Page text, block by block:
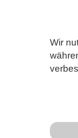
Wir
Gemüt –